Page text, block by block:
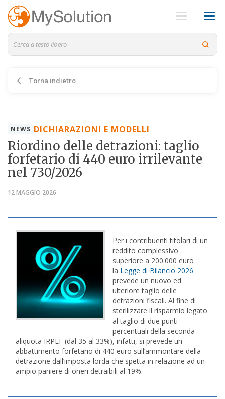
Torna indietro
NEWS DICHIARAZIONI E MODELLI
Riordino delle detrazioni: taglio
forfetario di 440 euro irrilevante
nel 730/2026
12 MAGGIO 2026
Per i contribuenti titolari di un
reddito complessivo
superiore a 200.000 euro
la Legge di Bilancio 2026
prevede un nuovo ed
ulteriore taglio delle
detrazioni fiscali. Al fine di
sterilizzare il risparmio legato
al taglio di due punti
percentuali della seconda
aliquota IRPEF (dal 35 al 33%), infatti, si prevede un
abbattimento forfetario di 440 euro sull’ammontare della
detrazione dall’imposta lorda che spetta in relazione ad un
ampio paniere di oneri detraibili al 19%.